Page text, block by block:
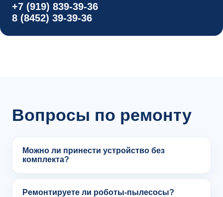
+7 (919) 839-39-36
8 (8452) 39-39-36
Вопросы по ремонту
Можно ли принести устройство без
комплекта?
Ремонтируете ли роботы-пылесосы?